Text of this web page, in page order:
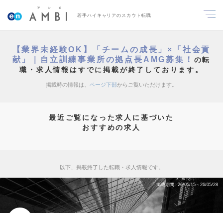
若手ハイキャリアのスカウト転職
【業界未経験OK】「チームの成長」×「社会貢
献」｜自立訓練事業所の拠点長AMG募集！ の転
職・求人情報はすでに掲載が終了しております。
掲載時の情報は、 ページ下部からご覧いただけます。
最近ご覧になった求人に基づいた
おすすめの求人
以下、掲載終了した転職・求人情報です。
掲載期間 26/05/15～26/05/28